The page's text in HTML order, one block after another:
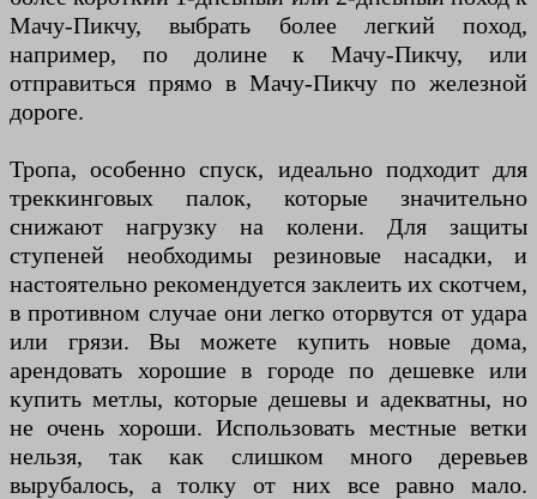
Мачу-Пикчу, выбрать более легкий поход,
например, по долине к Мачу-Пикчу, или
отправиться прямо в Мачу-Пикчу по железной
дороге.
Тропа, особенно спуск, идеально подходит для
треккинговых палок, которые значительно
снижают нагрузку на колени. Для защиты
ступеней необходимы резиновые насадки, и
настоятельно рекомендуется заклеить их скотчем,
в противном случае они легко оторвутся от удара
или грязи. Вы можете купить новые дома,
арендовать хорошие в городе по дешевке или
купить метлы, которые дешевы и адекватны, но
не очень хороши. Использовать местные ветки
нельзя, так как слишком много деревьев
вырубалось, а толку от них все равно мало.